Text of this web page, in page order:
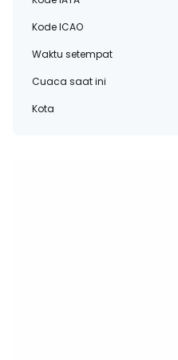
Kode ICAO
Waktu setempat
Cuaca saat ini
Kota